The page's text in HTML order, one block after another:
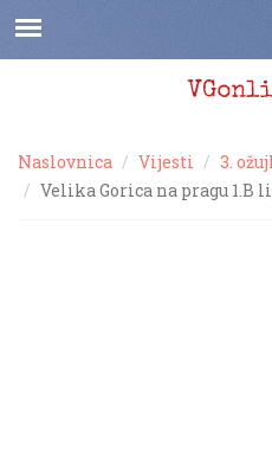
Naslovnica Vijesti
3.
Velika Gorica na pragu 1.B